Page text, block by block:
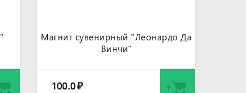
Магнит сувенирный "Леонардо Да
Винчи"
100.0₽